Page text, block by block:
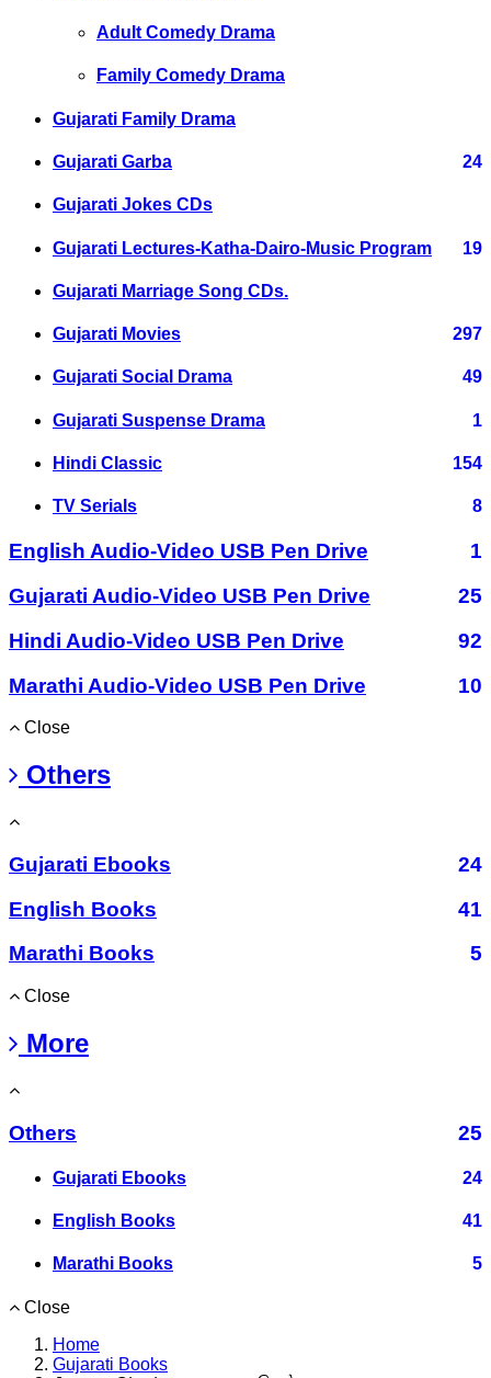
Adult Comedy Drama
Family Comedy Drama
Gujarati Family Drama
Gujarati Garba 24
Gujarati Jokes CDs
Gujarati Lectures-Katha-Dairo-Music Program 19
Gujarati Marriage Song CDs.
Gujarati Movies 297
Gujarati Social Drama 49
Gujarati Suspense Drama 1
Hindi Classic 154
TV Serials 8
English Audio-Video USB Pen Drive
1
Gujarati Audio-Video USB Pen Drive
25
Hindi Audio-Video USB Pen Drive
92
Marathi Audio-Video USB Pen Drive
10
Close
Others
Gujarati Ebooks
24
English Books
41
Marathi Books
5
Close
More
Others 25
Gujarati Ebooks 24
English Books 41
Marathi Books 5
Close
Home
Gujarati Books